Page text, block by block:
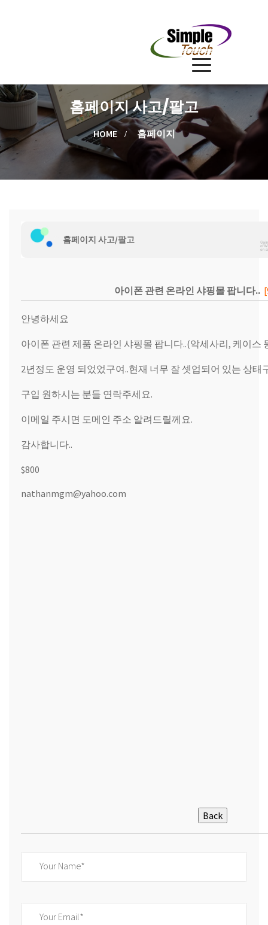
홈페이지 사고/팔고
HOME 홈페이지
홈페이지 사고/팔고
아이폰 관련 온라인 샤핑몰 팝니다..
안녕하세요
아이폰 관련 제품 온라인 샤핑몰 팝니다..(악세사리, 케이스
2년정도 운영 되었었구여..현재 너무 잘 셋업되어 있는 상태
구입 원하시는 분들 연락주세요.
이메일 주시면 도메인 주소 알려드릴께요.
감사합니다..
$800
nathanmgm@yahoo.com